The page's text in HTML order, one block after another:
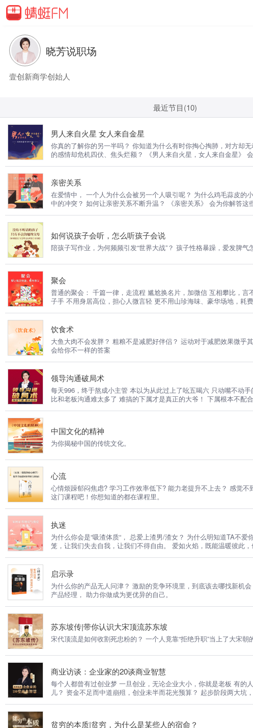
晓芳说职场
壹创新商学创始人
最近节目(10)
男人来自火星 女人来自金星
你真的了解你的另一半吗？ 你知道为什么有时你掏心掏肺，对方却
的感情却危机四伏、焦头烂额？ 《男人来自火星，女人来自金星》
亲密关系
在爱情中， 一个人为什么会被另一个人吸引呢？ 为什么鸡毛蒜皮
中的冲突？ 如何让亲密关系不断升温？ 《亲密关系》 会为你解答
如何说孩子会听，怎么听孩子会说
陪孩子写作业，为何频频引发“世界大战”？ 孩子性格暴躁，爱发脾
聚会
普通的聚会： 千篇一律，走流程 尴尬换名片，加微信 互相攀比，
子手 不用身居高位，担心人微言轻 更不用山珍海味、豪华场地，
饮食术
大鱼大肉不会发胖？ 粗粮不是减肥好伴侣？ 运动对于减肥效果微乎其微？ 喝酒竟然有助于身体健康？ 以前 你以为的健康饮食 可能都错了！！
会给你不一样的答案
领导沟通破局术
每天996，终于熬成小主管 本以为从此过上了吆五喝六 只动嘴不动手的傲娇领导生活 结果上任
比和老板沟通难太多了 难搞的下属才是真正的大爷！ 下属根本不配
中国文化的精神
为你揭秘中国的传统文化。
心流
心情烦躁郁闷焦虑? 学习工作效率低下? 能力老提升不上去？ 感觉不到一点幸福？ 那是你不懂如何获得“心流“体验！ 心流是什么？ 它凭什么能让我们工作更高效？生活更幸福？ 我该
这门课程吧！你想知道的都在课程里。
执迷
为什么你会是“吸渣体质“， 总爱上渣男/渣女？ 为什么明知道TA不爱你，
笼，让我们失去自我，让我们不得自由。 爱如火焰，既能温暖彼此
启示录
为什么你的产品无人问津？ 激励的竞争环境里，到底该去哪找新机会？ 如何用最快的速度
产品经理， 助力你做成为更优异的自己。
苏东坡传|带你认识大宋顶流苏东坡
宋代顶流是如何收割死忠粉的？ 一个人竟靠“拒绝升职”当上了大宋
商业访谈：企业家的20谈商业智慧
每个人都曾有过创业梦 一旦创业，无论企业大小，你就是老板 有
儿？ 资金不足而中道崩殂，创业未半而花光预算？ 起步阶段两大
贫穷的本质|贫穷，为什么是某些人的宿命？